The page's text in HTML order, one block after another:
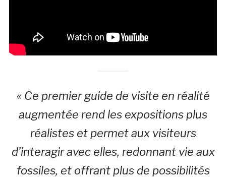
« Ce premier guide de visite en réalité
augmentée rend les expositions plus
réalistes et permet aux visiteurs
d’interagir avec elles, redonnant vie aux
fossiles, et offrant plus de possibilités